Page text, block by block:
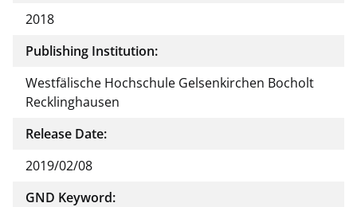
2018
Publishing Institution:
Westfälische Hochschule Gelsenkirchen Bocholt
Recklinghausen
Release Date:
2019/02/08
GND Keyword: